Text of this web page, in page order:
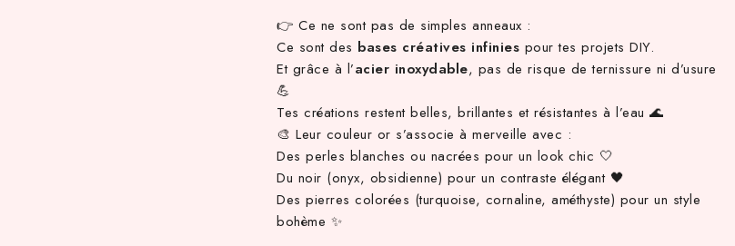
👉 Ce ne sont pas de simples anneaux :
Ce sont des bases créatives infinies pour tes projets DIY.
Et grâce à l’acier inoxydable, pas de risque de ternissure ni d’usure
💪
Tes créations restent belles, brillantes et résistantes à l’eau 🌊
🎨 Leur couleur or s’associe à merveille avec :
Des perles blanches ou nacrées pour un look chic 🤍
Du noir (onyx, obsidienne) pour un contraste élégant 🖤
Des pierres colorées (turquoise, cornaline, améthyste) pour un style
bohème ✨